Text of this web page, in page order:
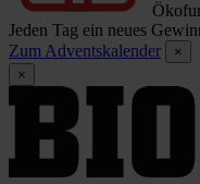
Jeden Tag ein neues
Zum Adventskalender
×
×